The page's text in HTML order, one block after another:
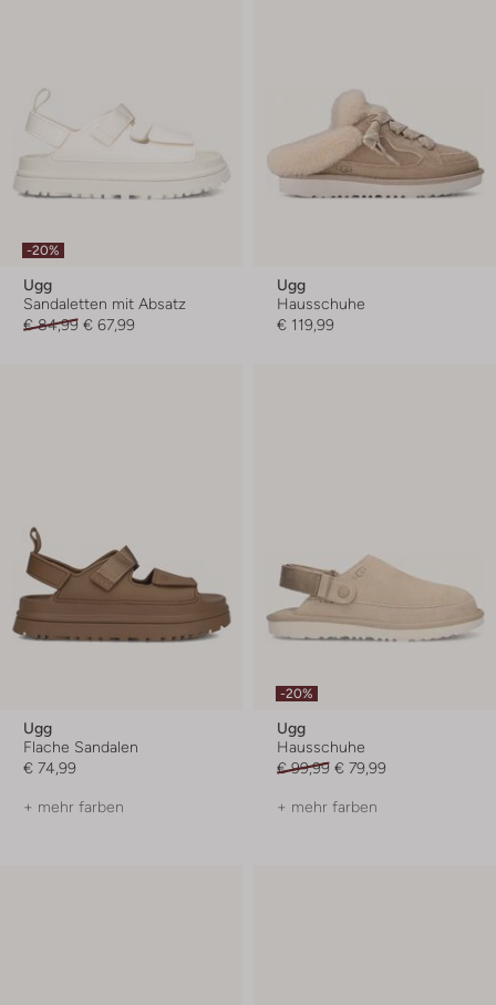
-20%
Ugg
Sandaletten mit Absatz
€ 84,99 € 67,99
Ugg
Hausschuhe
€ 119,99
Ugg
Flache Sandalen
€ 74,99
+ mehr farben
-20%
Ugg
Hausschuhe
€ 99,99 € 79,99
+ mehr farben